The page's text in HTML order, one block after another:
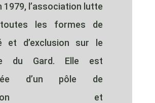
1979, l’association lutte
les formes de
et d’exclusion sur le
du Gard. Elle est
d’un pôle de
et